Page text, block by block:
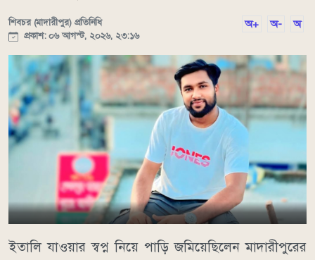
শিবচর (মাদারীপুর) প্রতিনিধি
প্রকাশ: ০৬ আগস্ট, ২০২৬, ২৩:১৬
অ+ অ- অ
ইতালি যাওয়ার স্বপ্ন নিয়ে পাড়ি জমিয়েছিলেন মাদারীপুরের